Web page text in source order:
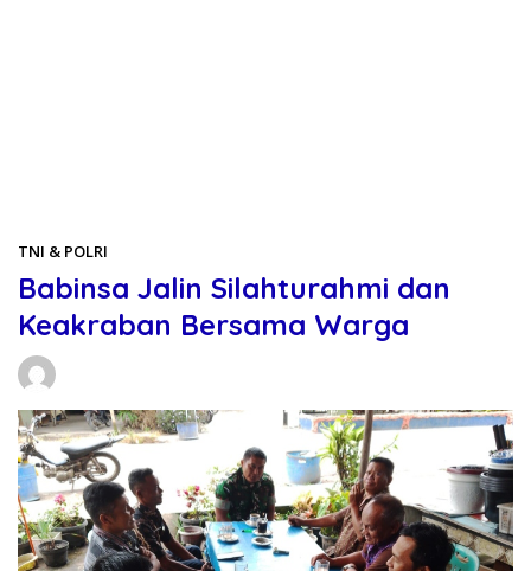
TNI & POLRI
Babinsa Jalin Silahturahmi dan
Keakraban Bersama Warga